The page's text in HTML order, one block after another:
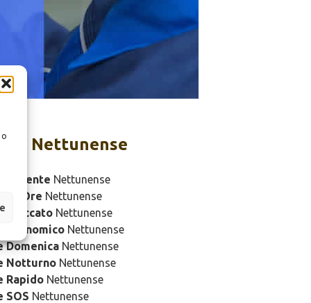
Nettunense
Urgente Nettunense
24 Ore Nettunense
BloccatoNettunense
EconomicoNettunense
DomenicaNettunense
NotturnoNettunense
RapidoNettunense
SOS Nettunense